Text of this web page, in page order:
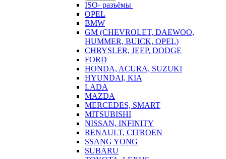
ISO- разъёмы
OPEL
BMW
GM (CHEVROLET, DAEWOO,
HUMMER, BUICK, OPEL)
CHRYSLER, JEEP, DODGE
FORD
HONDA, ACURA, SUZUKI
HYUNDAI, KIA
LADA
MAZDA
MERCEDES, SMART
MITSUBISHI
NISSAN, INFINITY
RENAULT, CITROEN
SSANG YONG
SUBARU